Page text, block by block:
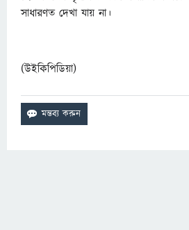
সাধারণত দেখা যায় না।
(উইকিপিডিয়া)